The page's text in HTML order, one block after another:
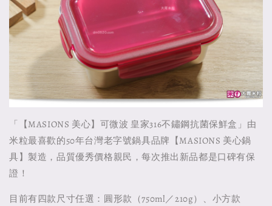
「【MASIONS 美心】可微波 皇家316不鏽鋼抗菌保鮮盒」由
米粒最喜歡的50年台灣老字號鍋具品牌【MASIONS 美心鍋
具】製造，品質優秀價格親民，每次推出新品都是口碑有保
證！
目前有四款尺寸任選：圓形款（750ml／210g）、小方款